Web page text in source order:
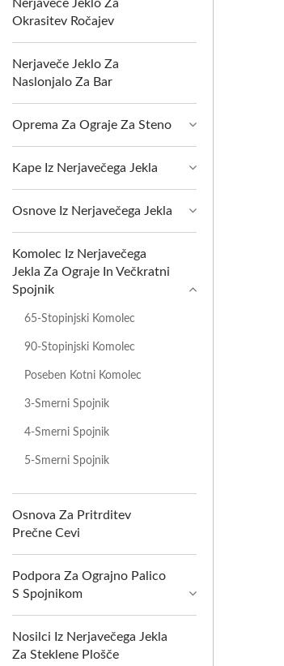
Nerjaveče Jeklo Za
Okrasitev Ročajev
Nerjaveče Jeklo Za
Naslonjalo Za Bar
Oprema Za Ograje Za Steno
Kape Iz Nerjavečega Jekla
Osnove Iz Nerjavečega Jekla
Komolec Iz Nerjavečega
Jekla Za Ograje In Večkratni
Spojnik
65-Stopinjski Komolec
90-Stopinjski Komolec
Poseben Kotni Komolec
3-Smerni Spojnik
4-Smerni Spojnik
5-Smerni Spojnik
Osnova Za Pritrditev
Prečne Cevi
Podpora Za Ograjno Palico
S Spojnikom
Nosilci Iz Nerjavečega Jekla
Za Steklene Plošče